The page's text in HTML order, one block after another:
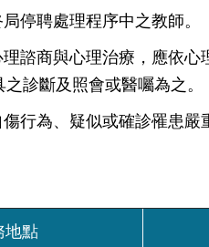
停聘處理程序中之教師。
諮商與心理治療，應依
診斷及照會或醫囑為之。
行為、疑似或確診罹患嚴
地點